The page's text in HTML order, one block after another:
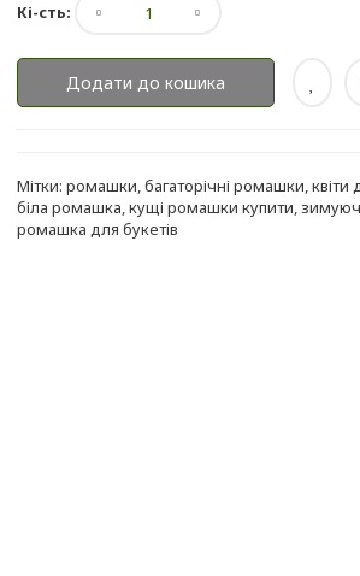
Кі-сть:
Додати до кошика
Мітки: ромашки,багаторічні ромашки,квіти
біла ромашка,кущі ромашки купити,
ромашка для букетів